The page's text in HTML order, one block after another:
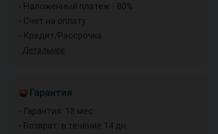
- Наложенный платеж - 80%
- Счет на оплату
- Кредит/Рассрочка
Детальнее
Гарантия
- Гарантия: 18 мес
- Возврат: в течение 14 дн